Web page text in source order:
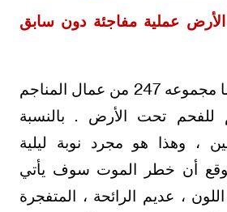
عملية مفاجئة دون سابق
في ليلة الحادث ، ما مجموعه 247 من عمال المناجم
تحت الأرض . بالنسبة
، وهذا هو مجرد نوبة ليلية
يتوقع أن خطر الموت سوف يأتي
، عديم الرائحة ، المتفجرة